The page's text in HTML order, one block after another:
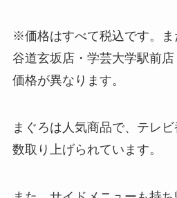
※価格はすべて税込です。
谷道玄坂店・学芸大学駅前
価格が異なります。
まぐろは人気商品で、テレ
数取り上げられています。